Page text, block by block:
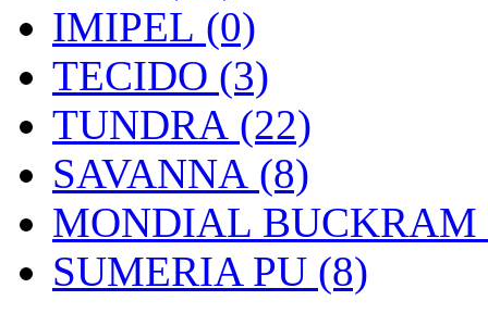
IMIPEL (0)
TECIDO (3)
TUNDRA (22)
SAVANNA (8)
MONDIAL BUCKRAM
SUMERIA PU (8)